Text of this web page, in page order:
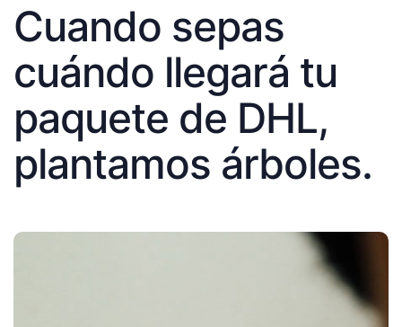
Cuando sepas
cuándo llegará tu
paquete de DHL,
plantamos árboles.